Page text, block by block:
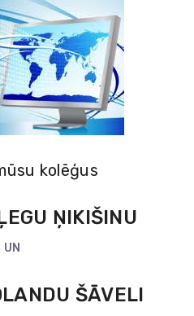
kolēģus
ŅIKIŠINU
UN
ŠĀVELI